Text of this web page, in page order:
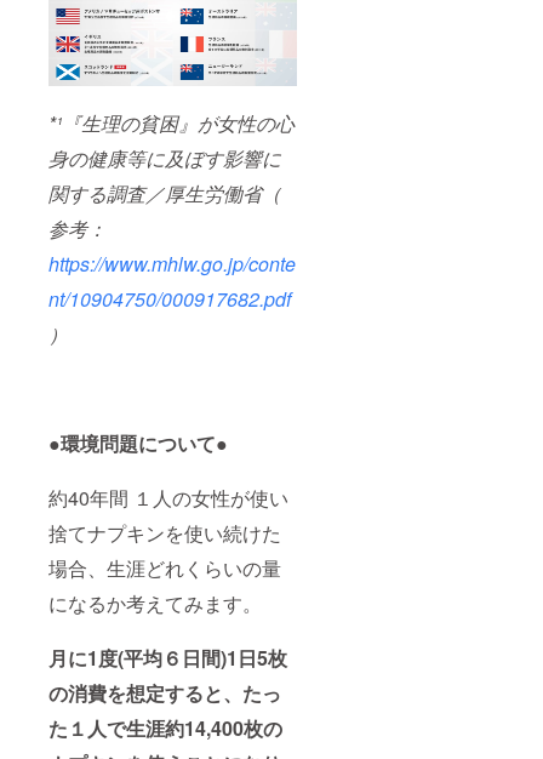
*¹『生理の貧困』が女性の心
身の健康等に及ぼす影響に
関する調査／厚生労働省（
参考：
https://www.mhlw.go.jp/conte
nt/10904750/000917682.pdf
）
●環境問題について●
約40年間 １人の女性が使い
捨てナプキンを使い続けた
場合、生涯どれくらいの量
になるか考えてみます。
月に1度(平均６日間)1日5枚
の消費を想定すると、たっ
た１人で生涯約14,400枚の